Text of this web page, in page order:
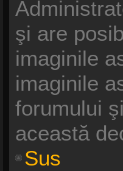
şi are
imaginile
imaginile
forumului
această
Sus